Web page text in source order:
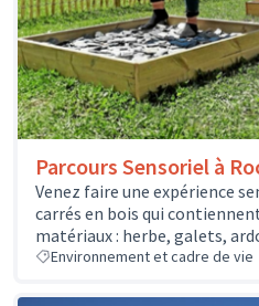
Parcours Sensoriel à
Venez faire une expérience
carrés en bois qui
matériaux : herbe, galets,
Environnement et cadre de vie